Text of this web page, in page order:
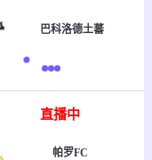
巴科洛德土蕃
直播中
帕罗FC